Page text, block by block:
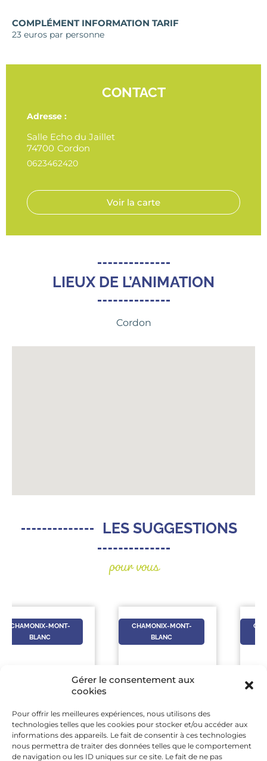
Gérer le consentement aux
cookies
Pour offrir les meilleures expériences, nous utilisons des
technologies telles que les cookies pour stocker et/ou accéder aux
informations des appareils. Le fait de consentir à ces technologies
nous permettra de traiter des données telles que le comportement
de navigation ou les ID uniques sur ce site. Le fait de ne pas
CONTACT
Adresse :
Salle Echo du Jaillet
74700 Cordon
0623462420
Voir la carte
COMPLÉMENT INFORMATION TARIF
23 euros par personne
LIEUX DE L’ANIMATION
Cordon
LES SUGGESTIONS
pour vous
CHAMONIX-MONT-
13 AOÛT -
13 AOÛT
LA VIE SECRÈTE DE
CHAMONIX-MONT-
10 AOÛT -
10 AOÛT
VISITE DE